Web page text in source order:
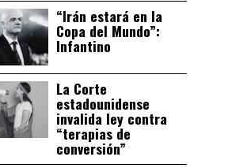
“Irán estará en la
Copa del Mundo”:
Infantino
La Corte
estadounidense
invalida ley contra
“terapias de
conversión”